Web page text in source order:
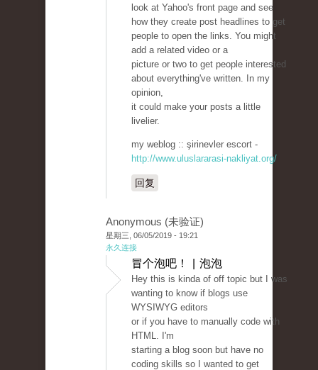
look at Yahoo's front page and see
how they create post headlines to get
people to open the links. You might
add a related video or a
picture or two to get people interested
about everything've written. In my
opinion,
it could make your posts a little
livelier.
my weblog :: şirinevler escort -
http://www.uluslararasi-nakliyat.org/
回复
Anonymous (未验证)
星期三, 06/05/2019 - 19:21
永久连接
冒个泡吧！ | 泡泡
Hey this is kinda of off topic but I was
wanting to know if blogs use
WYSIWYG editors
or if you have to manually code with
HTML. I'm
starting a blog soon but have no
coding skills so I wanted to get